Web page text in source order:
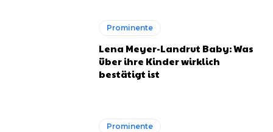
Prominente
Lena Meyer-Landrut Baby: Was
über ihre Kinder wirklich
bestätigt ist
Prominente